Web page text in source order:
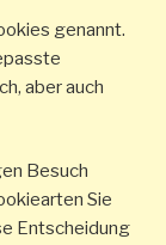
genannt.
aber auch
Besuch
Sie
Entscheidung